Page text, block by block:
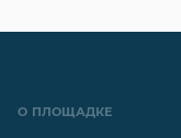
О ПЛОЩАДКЕ